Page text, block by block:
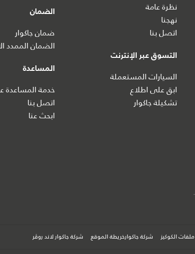
نظرة عامة
نهجنا
اتصل بنا
التسوق عبر الإنترنت
السيارات المستعملة
ابق على اطلاع
تشكيلة جاكوار
الضمان
ضمان جاكوار
الضمان الممدد
المساعدة
خدمة المساعدة
اتصل بنا
ابحث عنا
ملفات الكوكيز شركة جاكوارخريطة الموقع شركة جاكوار لاند روڤر